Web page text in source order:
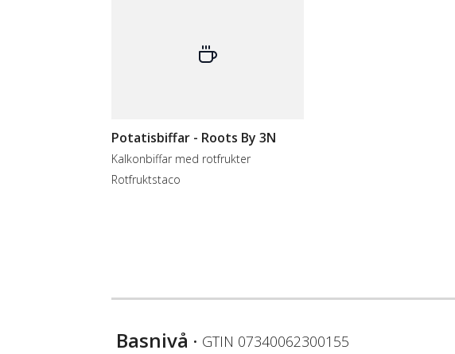
Potatisbiffar - Roots By 3N
Kalkonbiffar med rotfrukter
Rotfruktstaco
Basnivå • GTIN 07340062300155